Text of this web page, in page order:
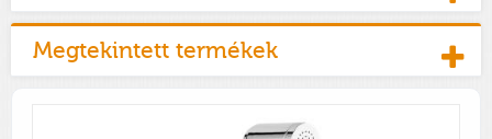
Megtekintett termékek